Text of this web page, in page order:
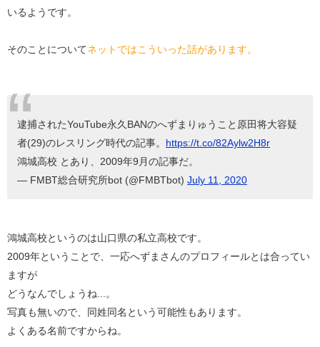
いるようです。
そのことについてネットではこういった話があります。
逮捕されたYouTube永久BANのへずまりゅうこと原田将大容疑
者(29)のレスリング時代の記事。
https://t.co/82Aylw2H8r
鴻城高校 とあり、2009年9月の記事だ。
— FMBT総合研究所bot (@FMBTbot) July 11, 2020
鴻城高校というのは山口県の私立高校です。
2009年ということで、一応へずまさんのプロフィールとは合ってい
ますが
どうなんでしょうね...。
写真も無いので、同姓同名という可能性もあります。
よくある名前ですからね。